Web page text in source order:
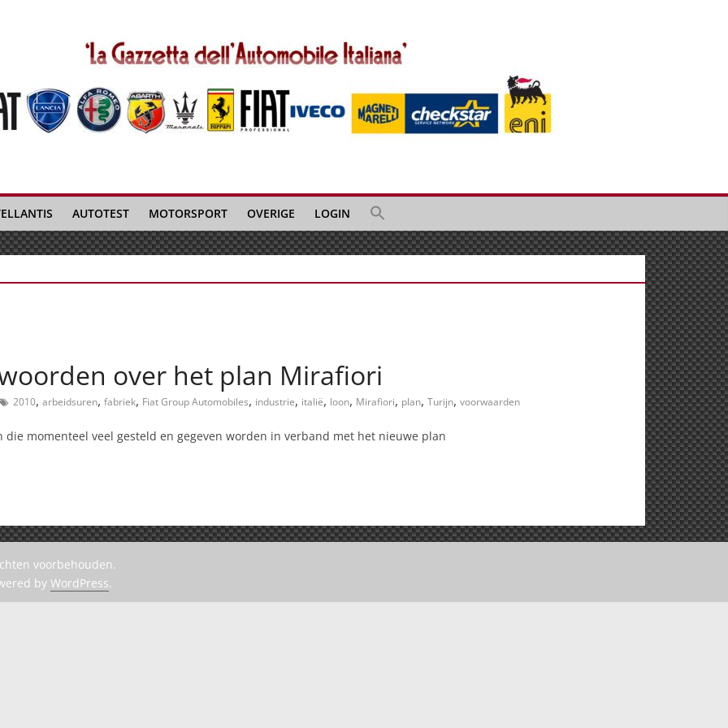
AUTOTEST MOTORSPORT OVERIGE LOGIN
over het plan Mirafiori
2010, arbeidsuren, fabriek, Fiat Group Automobiles, industrie, italië, loon, Mirafiori, plan, Turijn, voorwaarden
momenteel veel gesteld en gegeven worden in verband met het nieuwe plan
voorbehouden.
by WordPress.